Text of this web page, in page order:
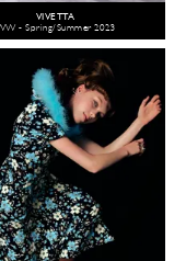
VIVETTA
- Spring/Summer 2023